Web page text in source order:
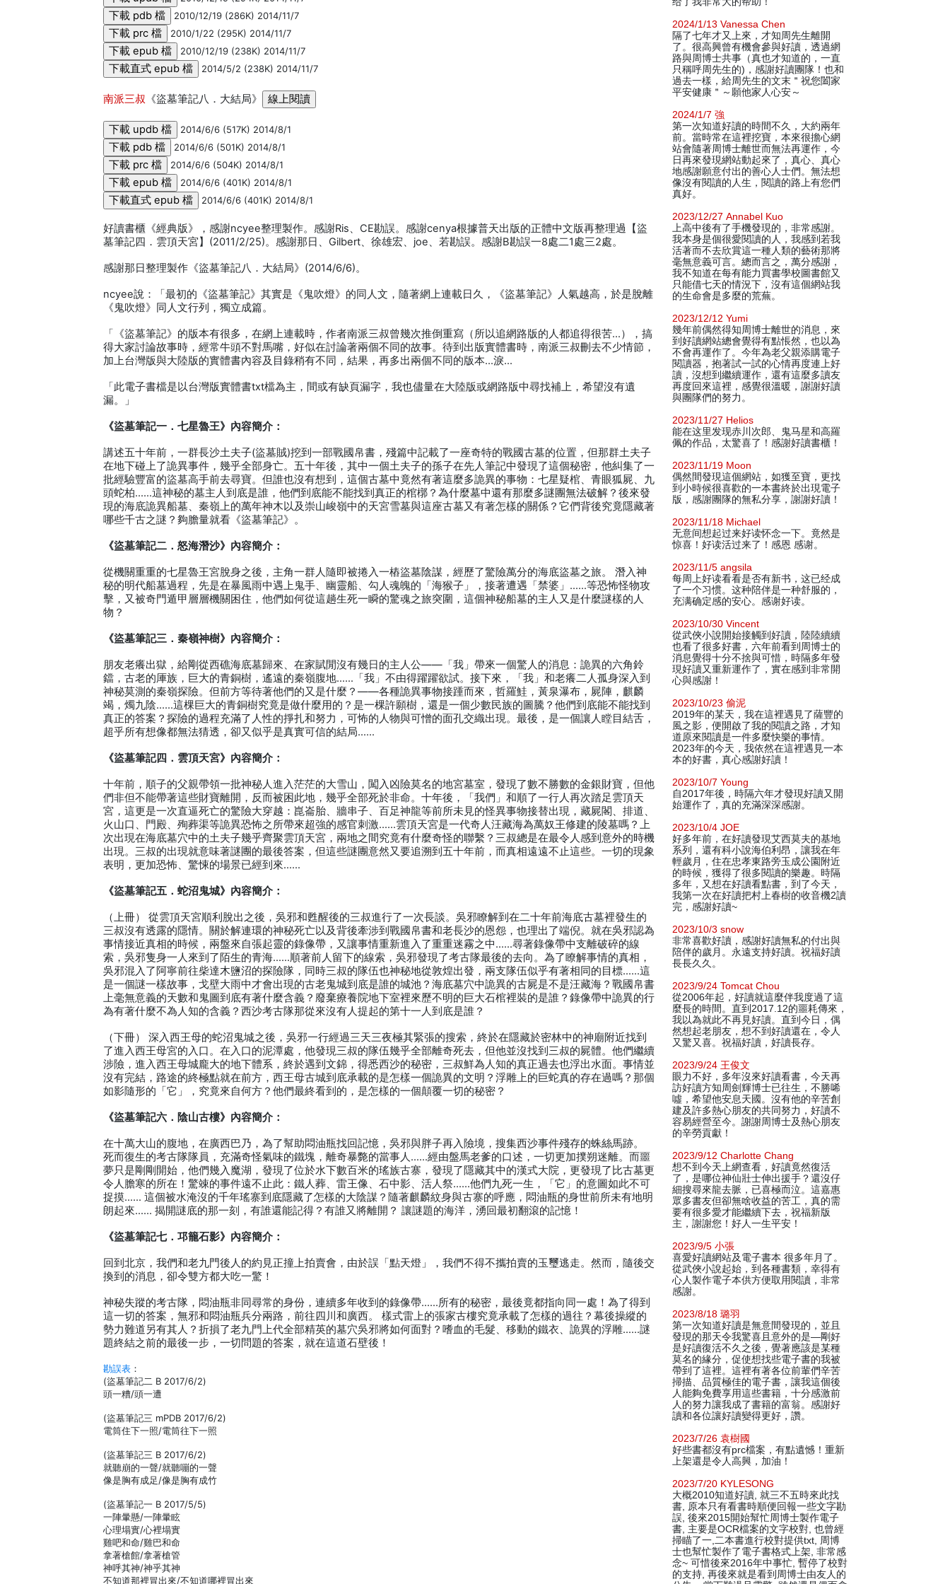
2010/12/19 (286K) 2014/11/7
2010/1/22 (295K) 2014/11/7
2010/12/19 (238K) 2014/11/7
2014/5/2 (238K) 2014/11/7
南派三叔 《盜墓筆記八．大結局》
2014/6/6 (517K) 2014/8/1
2014/6/6 (501K) 2014/8/1
2014/6/6 (504K) 2014/8/1
2014/6/6 (401K) 2014/8/1
2014/6/6 (401K) 2014/8/1
好讀書櫃《經典版》，感謝ncyee整理製作。感謝Ris、CE勘誤。感謝cenya根據普天出版的正體中文版再整理過【盜
墓筆記四．雲頂天宮】(2011/2/25)。感謝那日、Gilbert、徐雄宏、joe、若勘誤。感謝B勘誤一8處二1處三2處。
感謝那日整理製作《盜墓筆記八．大結局》(2014/6/6)。
ncyee說：「最初的《盜墓筆記》其實是《鬼吹燈》的同人文，隨著網上連載日久，《盜墓筆記》人氣越高，於是脫離
《鬼吹燈》同人文行列，獨立成篇。
「《盜墓筆記》的版本有很多，在網上連載時，作者南派三叔曾幾次推倒重寫（所以追網路版的人都追得很苦...），搞
得大家討論故事時，經常牛頭不對馬嘴，好似在討論著兩個不同的故事。待到出版實體書時，南派三叔刪去不少情節，
加上台灣版與大陸版的實體書內容及目錄稍有不同，結果，再多出兩個不同的版本...淚...
「此電子書檔是以台灣版實體書txt檔為主，間或有缺頁漏字，我也儘量在大陸版或網路版中尋找補上，希望沒有遺
漏。」
《盜墓筆記一．七星魯王》內容簡介：
講述五十年前，一群長沙土夫子(盜墓賊)挖到一部戰國帛書，殘篇中記載了一座奇特的戰國古墓的位置，但那群土夫子
在地下碰上了詭異事件，幾乎全部身亡。五十年後，其中一個土夫子的孫子在先人筆記中發現了這個秘密，他糾集了一
批經驗豐富的盜墓高手前去尋寶。但誰也沒有想到，這個古墓中竟然有著這麼多詭異的事物：七星疑棺、青眼狐屍、九
頭蛇柏……這神秘的墓主人到底是誰，他們到底能不能找到真正的棺槨？為什麼墓中還有那麼多謎團無法破解？後來發
現的海底詭異船墓、秦嶺上的萬年神木以及崇山峻嶺中的天宮雪墓與這座古墓又有著怎樣的關係？它們背後究竟隱藏著
哪些千古之謎？夠膽量就看《盜墓筆記》。
《盜墓筆記二．怒海潛沙》內容簡介：
從機關重重的七星魯王宮脫身之後，主角一群人隨即被捲入一樁盜墓陰謀，經歷了驚險萬分的海底盜墓之旅。 潛入神
秘的明代船墓過程，先是在暴風雨中遇上鬼手、幽靈船、勾人魂魄的「海猴子」，接著遭遇「禁婆」……等恐怖怪物攻
擊，又被奇門遁甲層層機關困住，他們如何從這趟生死一瞬的驚魂之旅突圍，這個神秘船墓的主人又是什麼謎樣的人
物？
《盜墓筆記三．秦嶺神樹》內容簡介：
朋友老癢出獄，給剛從西礁海底墓歸來、在家賦閒沒有幾日的主人公——「我」帶來一個驚人的消息：詭異的六角鈴
鐺，古老的厙族，巨大的青銅樹，遙遠的秦嶺腹地……「我」不由得躍躍欲試。接下來，「我」和老癢二人孤身深入到
神秘莫測的秦嶺探險。但前方等待著他們的又是什麼？——各種詭異事物接踵而來，哲羅鮭，黃泉瀑布，屍陣，麒麟
竭，燭九陰……這棵巨大的青銅樹究竟是做什麼用的？是一棵許願樹，還是一個少數民族的圖騰？他們到底能不能找到
真正的答案？探險的過程充滿了人性的掙扎和努力，可怖的人物與可憎的面孔交織出現。最後，是一個讓人瞠目結舌，
超乎所有想像都無法猜透，卻又似乎是真實可信的結局……
《盜墓筆記四．雲頂天宮》內容簡介：
十年前，順子的父親帶領一批神秘人進入茫茫的大雪山，闖入凶險莫名的地宮墓室，發現了數不勝數的金銀財寶，但他
們非但不能帶著這些財寶離開，反而被困此地，幾乎全部死於非命。十年後，「我們」和順了一行人再次踏足雲頂天
宮，這更是一次直逼死亡的驚險大穿越：崑崙胎、牆串子、百足神龍等前所未見的怪異事物接替出現，藏屍閣、排道、
火山口、門殿、殉葬渠等詭異恐怖之所帶來超強的感官刺激……雲頂天宮是一代奇人汪藏海為萬奴王修建的陵墓嗎？上
次出現在海底墓穴中的土夫子幾乎齊聚雲頂天宮，兩地之間究竟有什麼奇怪的聯繫？三叔總是在最令人感到意外的時機
出現。三叔的出現就意味著謎團的最後答案，但這些謎團意然又要追溯到五十年前，而真相遠遠不止這些。一切的現象
表明，更加恐怖、驚悚的場景已經到來……
《盜墓筆記五．蛇沼鬼城》內容簡介：
（上冊） 從雲頂天宮順利脫出之後，吳邪和甦醒後的三叔進行了一次長談。吳邪瞭解到在二十年前海底古墓裡發生的
三叔沒有透露的隱情。關於解連環的神秘死亡以及背後牽涉到戰國帛書和老長沙的恩怨，也理出了端倪。就在吳邪認為
事情接近真相的時候，兩盤來自張起靈的錄像帶，又讓事情重新進入了重重迷霧之中……尋著錄像帶中支離破碎的線
索，吳邪隻身一人來到了陌生的青海……順著前人留下的線索，吳邪發現了考古隊最後的去向。為了瞭解事情的真相，
吳邪混入了阿寧前往柴達木鹽沼的探險隊，同時三叔的隊伍也神秘地從敦煌出發，兩支隊伍似乎有著相同的目標……這
是一個謎一樣故事，戈壁大雨中才會出現的古老鬼城到底是誰的城池？海底墓穴中詭異的古屍是不是汪藏海？戰國帛書
上毫無意義的天數和鬼圖到底有著什麼含義？廢棄療養院地下室裡來歷不明的巨大石棺裡裝的是誰？錄像帶中詭異的行
為有著什麼不為人知的含義？西沙考古隊那從來沒有人提起的第十一人到底是誰？
（下冊） 深入西王母的蛇沼鬼城之後，吳邪一行經過三天三夜極其緊張的搜索，終於在隱藏於密林中的神廟附近找到
了進入西王母宮的入口。在入口的泥潭處，他發現三叔的隊伍幾乎全部離奇死去，但他並沒找到三叔的屍體。他們繼續
涉險，進入西王母城龐大的地下體系，終於遇到文錦，得悉西沙的秘密，三叔鮮為人知的真正過去也浮出水面。事情並
沒有完結，路途的終極點就在前方，西王母古城到底承載的是怎樣一個詭異的文明？浮雕上的巨蛇真的存在過嗎？那個
如影隨形的「它」，究竟來自何方？他們最終看到的，是怎樣的一個顛覆一切的秘密？
《盜墓筆記六．陰山古樓》內容簡介：
在十萬大山的腹地，在廣西巴乃，為了幫助悶油瓶找回記憶，吳邪與胖子再入險境，搜集西沙事件殘存的蛛絲馬跡。
死而復生的考古隊隊員，充滿奇怪氣味的鐵塊，離奇暴斃的當事人……經由盤馬老爹的口述，一切更加撲朔迷離。而噩
夢只是剛剛開始，他們幾入魔湖，發現了位於水下數百米的瑤族古寨，發現了隱藏其中的漢式大院，更發現了比古墓更
令人膽寒的所在！驚竦的事件遠不止此：鐵人葬、雷王像、石中影、活人祭……他們九死一生，「它」的意圖如此不可
捉摸…… 這個被水淹沒的千年瑤寨到底隱藏了怎樣的大陰謀？隨著麒麟紋身與古寨的呼應，悶油瓶的身世前所未有地明
朗起來…… 揭開謎底的那一刻，有誰還能記得？有誰又將離開？ 讓謎題的海洋，湧回最初翻滾的記憶！
《盜墓筆記七．邛籠石影》內容簡介：
回到北京，我們和老九門後人的約見正撞上拍賣會，由於誤「點天燈」，我們不得不攜拍賣的玉璽逃走。然而，隨後交
換到的消息，卻令雙方都大吃一驚！
神秘失蹤的考古隊，悶油瓶非同尋常的身份，連續多年收到的錄像帶……所有的秘密，最後竟都指向同一處！為了得到
這一切的答案，無邪和悶油瓶兵分兩路，前往四川和廣西。 樣式雷上的張家古樓究竟承載了怎樣的過往？幕後操縱的
勢力難道另有其人？折損了老九門上代全部精英的墓穴吳邪將如何面對？嗜血的毛髮、移動的鐵衣、詭異的浮雕……謎
題終結之前的最後一步，一切問題的答案，就在這道石壁後！
勘誤表 ：
(盜墓筆記二 B 2017/6/2)
頭一糟/頭一遭
(盜墓筆記三 mPDB 2017/6/2)
電筒住下一照/電筒往下一照
(盜墓筆記三 B 2017/6/2)
就聽崩的一聲/就聽嘣的一聲
像是胸有成足/像是胸有成竹
(盜墓筆記一 B 2017/5/5)
一陣暈懸/一陣暈眩
心理塌實/心裡塌實
雞吧和命/雞巴和命
拿著槍館/拿著槍管
神呼其神/神乎其神
不知道那裡冒出來/不知道哪裡冒出來
2024/1/13 Vanessa Chen
隔了七年才又上來，才知周先生離開
了。很高興曾有機會參與好讀，透過網
路與周博士共事（真也才知道的，一直
只稱呼周先生的)，感謝好讀團隊！也和
過去一樣，給周先生的文末＂祝您闔家
平安健康＂～願他家人心安～
2024/1/7 強
第一次知道好讀的時間不久，大約兩年
前。當時常在這裡挖寶，本來很擔心網
站會隨著周博士離世而無法再運作，今
日再來發現網站動起來了，真心、真心
地感謝願意付出的善心人士們。無法想
像沒有閱讀的人生，閱讀的路上有您們
真好。
2023/12/27 Annabel Kuo
上高中後有了手機發現的，非常感謝。
我本身是個很愛閱讀的人，我感到若我
活著而不去欣賞這一種人類的藝術那將
毫無意義可言。總而言之，萬分感謝，
我不知道在每有能力買書學校圖書館又
只能借七天的情況下，沒有這個網站我
的生命會是多麼的荒蕪。
2023/12/12 Yumi
幾年前偶然得知周博士離世的消息，來
到好讀網站總會覺得有點悵然，也以為
不會再運作了。今年為老父親添購電子
閱讀器，抱著試一試的心情再度連上好
讀，沒想到繼續運作，還有這麼多讀友
再度回來這裡，感覺很溫暖，謝謝好讀
與團隊們的努力。
2023/11/27 Helios
能在这里发现赤川次郎、鬼马星和高羅
佩的作品，太驚喜了！感謝好讀書櫃！
2023/11/19 Moon
偶然間發現這個網站，如獲至寶，更找
到小時候很喜歡的一本書終於出現電子
版，感謝團隊的無私分享，謝謝好讀！
2023/11/18 Michael
无意间想起过来好读怀念一下。竟然是
惊喜！好读活过来了！感恩 感谢。
2023/11/5 angsila
每周上好读看看是否有新书，这已经成
了一个习惯。这种陪伴是一种舒服的，
充满确定感的安心。感谢好读。
2023/10/30 Vincent
從武俠小說開始接觸到好讀，陸陸續續
也看了很多好書，六年前看到周博士的
消息覺得十分不捨與可惜，時隔多年發
現好讀又重新運作了，實在感到非常開
心與感謝！
2023/10/23 偷泥
2019年的某天，我在這裡遇見了薩豐的
風之影，便開啟了我的閱讀之路，才知
道原來閱讀是一件多麼快樂的事情。
2023年的今天，我依然在這裡遇見一本
本的好書，真心感謝好讀！
2023/10/7 Young
自2017年後，時隔六年才發現好讀又開
始運作了，真的充滿深深感謝。
2023/10/4 JOE
好多年前，在好讀發現艾西莫夫的基地
系列，還有科小說海伯利昂，讓我在年
輕歲月，住在忠孝東路旁玉成公園附近
的時候，獲得了很多閱讀的樂趣。時隔
多年，又想在好讀看點書，到了今天，
我第一次在好讀把村上春樹的收音機2讀
完，感謝好讀~
2023/10/3 snow
非常喜歡好讀，感謝好讀無私的付出與
陪伴的歲月。永遠支持好讀。祝福好讀
長長久久。
2023/9/24 Tomcat Chou
從2006年起，好讀就這麼伴我度過了這
麼長的時間。直到2017.12的噩耗傳來，
我以為就此不再見好讀。直到今日，偶
然想起老朋友，想不到好讀還在，令人
又驚又喜。祝福好讀，好讀長存。
2023/9/24 王俊文
眼力不好，多年沒來好讀看書，今天再
訪好讀方知周劍輝博士已往生，不勝唏
噓，希望他安息天國。沒有他的辛苦創
建及許多熱心朋友的共同努力，好讀不
容易經營至今。謝謝周博士及熱心朋友
的辛勞貢獻！
2023/9/12 Charlotte Chang
想不到今天上網查看，好讀竟然復活
了，是哪位神仙壯士伸出援手？還沒仔
細搜尋來龍去脈，已喜極而泣。這嘉惠
眾多書友但卻無啥收益的苦工，真的需
要有很多愛才能繼續下去，祝福新版
主，謝謝您！好人一生平安！
2023/9/5 小張
喜愛好讀網站及電子書本 很多年月了。
從武俠小說起始，到各種書類，幸得有
心人製作電子本供方便取用閱讀，非常
感謝。
2023/8/18 璐羽
第一次知道好讀是無意間發現的，並且
發現的那天令我驚喜且意外的是—剛好
是好讀復活不久之後，覺著應該是某種
莫名的緣分，促使想找些電子書的我被
帶到了這裡。這裡有著各位前輩們辛苦
掃描、品質極佳的電子書，讓我這個後
人能夠免費享用這些書籍，十分感激前
人的努力讓我成了書籍的富翁。感謝好
讀和各位讓好讀變得更好，讚。
2023/7/26 袁樹國
好些書都沒有prc檔案，有點遺憾！重新
上架還是令人高興，加油！
2023/7/20 KYLESONG
大概2010知道好讀, 就三不五時來此找
書, 原本只有看書時順便回報一些文字勘
誤, 後來2015開始幫忙周博士製作電子
書, 主要是OCR檔案的文字校對, 也曾經
掃瞄了一,二本書進行校對提供txt, 周博
士也幫忙製作了電子書格式上架, 非常感
念~ 可惜後來2016年中事忙, 暫停了校對
的支持, 再後來就是看到周博士由友人的